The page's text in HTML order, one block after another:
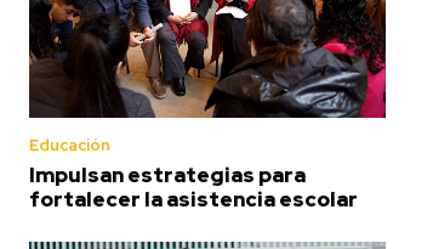
Educación
Impulsan estrategias para
fortalecer la asistencia escolar